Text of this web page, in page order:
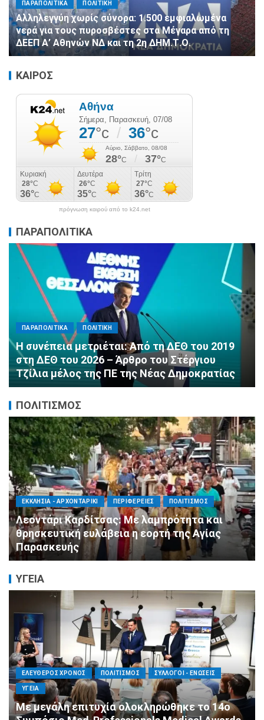
ΠΑΡΑΠΟΛΙΤΙΚΑ ΠΟΛΙΤΙΚΗ
Αλληλεγγύη χωρίς σύνορα: 1.500 εμφιαλωμένα
νερά για τους πυροσβέστες στα Μέγαρα από τη
ΔΕΕΠ Α’ Αθηνών ΝΔ και τη 2η ΔΗΜ.Τ.Ο.
ΚΑΙΡΟΣ
πρόγνωση καιρού από το k24.net
ΠΑΡΑΠΟΛΙΤΙΚΑ
ΠΑΡΑΠΟΛΙΤΙΚΑ ΠΟΛΙΤΙΚΗ
Αλληλεγγύη χωρίς σύνορα: 1.500
εμφιαλωμένα νερά για τους πυροσβέστες στα
Μέγαρα από τη ΔΕΕΠ Α’ Αθηνών ΝΔ και τη 2η
ΔΗΜ.Τ.Ο.
ΠΟΛΙΤΙΣΜΟΣ
ΑΓΙΟΣ ΔΗΜΗΤΡΙΟΣ ΠΟΛΙΤΙΣΜΟΣ ΣΥΛΛΟΓΟΙ - ΕΝΩΣΕΙΣ
Η Εθελοντική Δράση Αγίου Δημητρίου στο
πλευρό των πυρόπληκτων συμπολιτών μας
ΥΓΕΙΑ
ΕΛΕΥΘΕΡΟΣ ΧΡΟΝΟΣ ΟΙΚΟΝΟΜΙΑ ΥΓΕΙΑ
Καταστροφικές δαπάνες υγείας και η